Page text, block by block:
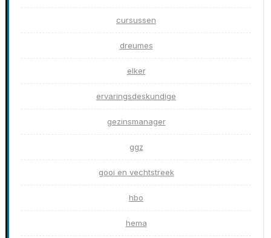
cursussen
dreumes
elker
ervaringsdeskundige
gezinsmanager
ggz
gooi en vechtstreek
hbo
hema